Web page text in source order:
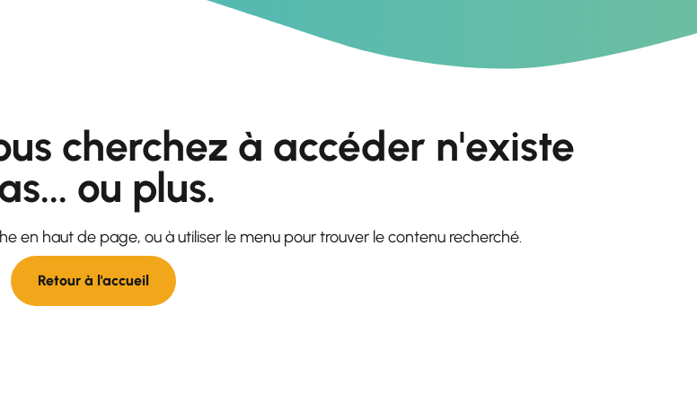
cherchez à accéder n'existe
ou plus.
en haut de page, ou à utiliser le menu pour trouver le contenu recherché.
Retour à l'accueil